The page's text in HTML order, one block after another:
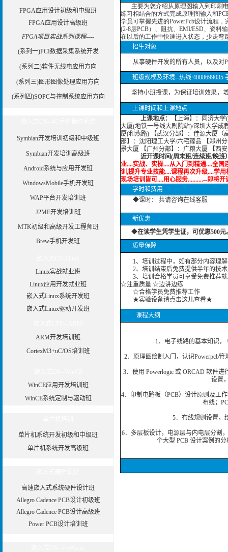
FPGA应用设计初级和中级班
FPGA应用设计高级班
FPGA项目实战系列课程----
(系列一)PCI数据采集系统开发
(系列二)软件无线电应用方向
(系列三)图形图像处理应用方向
(系列四)SOPC与控制系统应用方向
Symbian开发培训初级和中级班
Symbian开发培训高级班
Android系统与应用开发班
WindowsMobile手机开发班
WAP平台开发培训班
J2ME开发培训班
MTK初级和高级开发工程师班
Brew手机开发班
Linux实战就业班
Linux应用开发就业班
嵌入式Linux系统开发班
嵌入式Linux驱动开发班
ARM开发培训班
CortexM3+uC/OS培训班
WinCE应用开发培训班
WinCE系统定制与驱动班
单片机系统开发初级和中级班
单片机系统开发高级班
高速嵌入式系统硬件设计班
Allegro Cadence PCB设计初级班
Allegro Cadence PCB设计高级班
Power PCB设计培训班
主要为您介绍从原理图输入到印刷
练习相结合的方式完成原理图输入和
学员可掌握先进的PowerPcb设计流程
(2-8层PCB）、阻抗、EMI/ESD、资料
在以后的工作中快速进入状态，少走弯
招生对象
从事硬件开发的所有人员，以及对
班级规模及环境--热线:4008699035
坚持小班授课，为保证培训效果，
上课时间和上课地点
上课地点：
【上海】：同济大
大厦(地铁一号线大剧院站)/深圳大学成
厦(和燕路) 【武汉分部】：佳源大厦（
部】：沈阳理工大学/六宅臻品 【郑州
景大厦 【广州分部】：广粮大厦 【西
近开课时间(周末班/连续班/晚班
业....实战、实操....从入门到精通....全
训,提升专业技能....课程再次升级....学
现场培训皆可....用心服务..........--即将开
学时和费用
◆课时： 共请咨询在线客服
新优惠
◆在读学生凭学生证，可优惠500元
质量保障
1、培训过程中，如有部分内容理解
2、培训结束后免费提供半年的技术
3、培训合格学员可享受免费推荐就
☆注重质量 ☆边讲边练
☆合格学员免费推荐工作
★实验设备请点击这儿查看★
课程大纲
1．电子线路的基本知识，
2．原理图绘制入门，认识Powerpcb
3．使用 Powerlogic 或 ORCAD 软件
设置
4．印制电路板（PCB）设计原则及工
布线；
5．布线规则设置，
6．多层板设计，电源层与内电层分割
个大型 PCB 设计案例的